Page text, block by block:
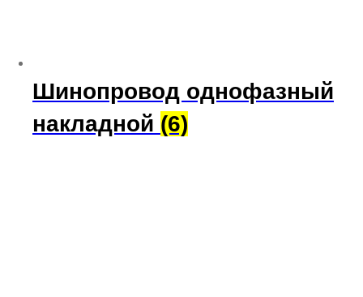
Шинопровод однофазный
накладной (6)